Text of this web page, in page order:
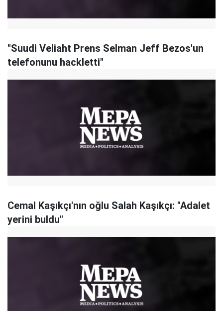
"Suudi Veliaht Prens Selman Jeff Bezos'un
telefonunu hackletti"
Cemal Kaşıkçı'nın oğlu Salah Kaşıkçı: "Adalet
yerini buldu"